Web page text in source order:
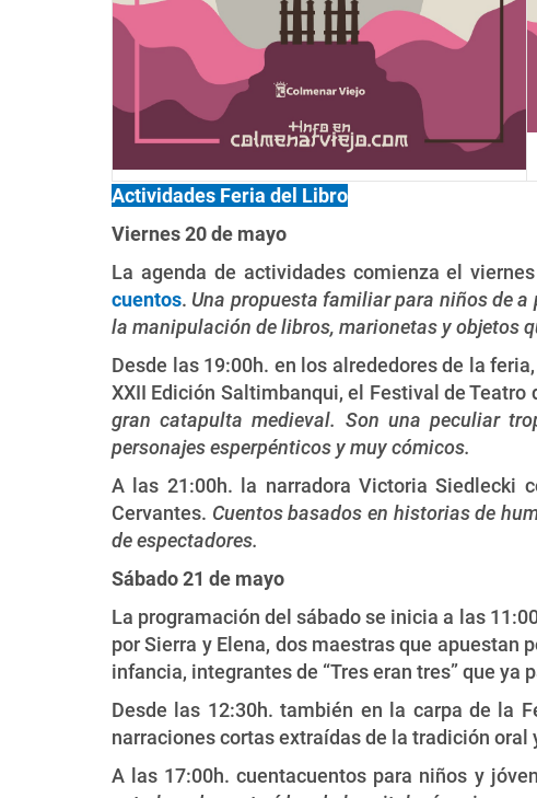
Actividades Feria del Libro
Viernes 20 de mayo
La agenda de actividades comienza el
cuentos. Una propuesta familiar para niños de
la manipulación de libros, marionetas y objetos
Desde las 19:00h. en los alrededores de la
XXII Edición Saltimbanqui, el Festival de Teatro
gran catapulta medieval. Son una peculiar
personajes esperpénticos y muy cómicos.
A las 21:00h. la narradora Victoria Siedlecki
Cervantes. Cuentos basados en historias de
de espectadores.
Sábado 21 de mayo
La programación del sábado se inicia a las
por Sierra y Elena, dos maestras que apuestan
infancia, integrantes de “Tres eran tres” que ya
Desde las 12:30h. también en la carpa de la
narraciones cortas extraídas de la tradición
A las 17:00h. cuentacuentos para niños y